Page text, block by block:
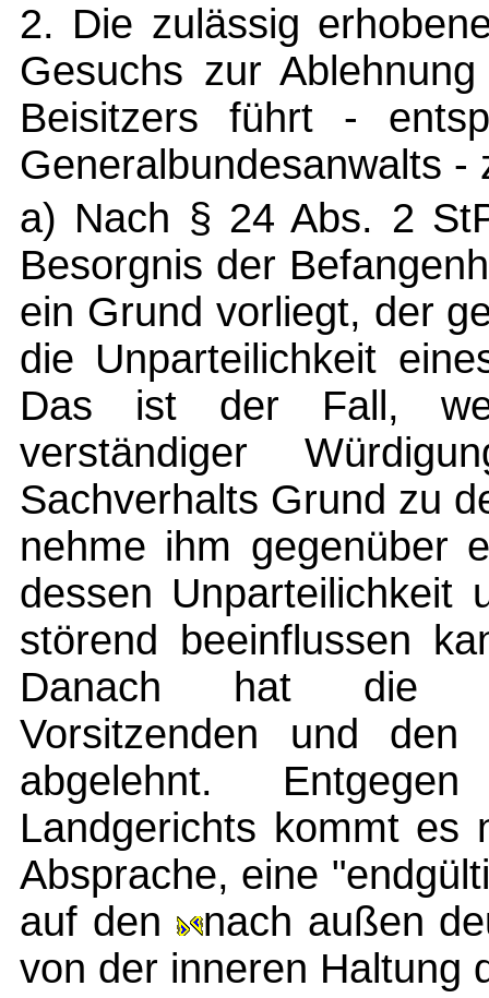
2. Die zulässig
Gesuchs zur
Beisitzers führt -
Generalbundesanwalts -
a) Nach § 24 Abs. 2
Besorgnis der
ein Grund vorliegt, der
die Unparteilichkeit
Das ist der Fall,
verständiger
Sachverhalts Grund zu
nehme ihm gegenüber
dessen Unparteilichkeit
störend beeinflussen
Danach hat die
Vorsitzenden und den
abgelehnt.
Landgerichts kommt es
Absprache, eine
auf den
nach außen
von der inneren Haltung